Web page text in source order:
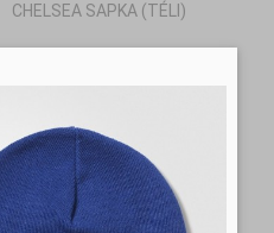
CHELSEA SAPKA (TÉLI)